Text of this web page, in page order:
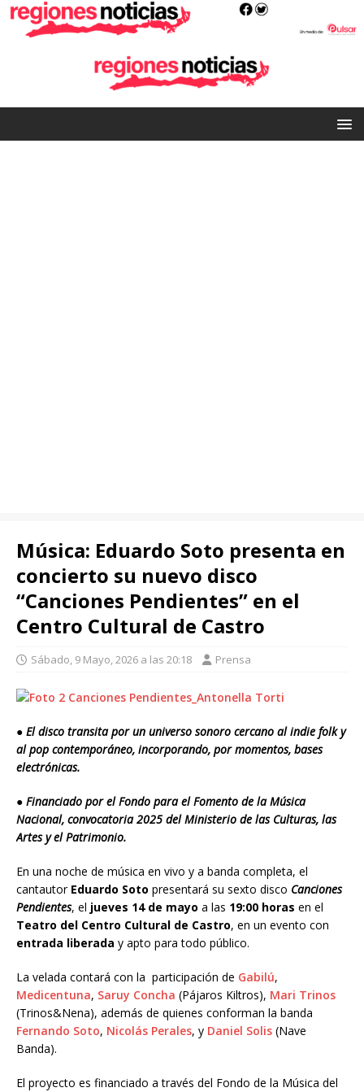
Música: Eduardo Soto presenta en
concierto su nuevo disco
“Canciones Pendientes” en el
Centro Cultural de Castro
Sábado, 9 Mayo, 2026 a las 20:18 Prensa
● El disco transita por un universo sonoro cercano al indie folk y
al pop contemporáneo, incorporando, por momentos, bases
electrónicas.
● Financiado por el Fondo para el Fomento de la Música
Nacional, convocatoria 2025 del Ministerio de las Culturas, las
Artes y el Patrimonio.
En una noche de música en vivo y a banda completa, el
cantautor Eduardo Soto presentará su sexto disco Canciones
Pendientes, el jueves 14 de mayo a las 19:00 horas en el
Teatro del Centro Cultural de Castro, en un evento con
entrada liberada y apto para todo público.
La velada contará con la participación de Gabilú,
Medicentuna, Saruy Concha (Pájaros Kiltros), Mari Trinos
(Trinos&Nena), además de quienes conforman la banda
Fernando Soto, Nicolás Perales, y Daniel Solis (Nave
Banda).
El proyecto es financiado a través del Fondo de la Música del